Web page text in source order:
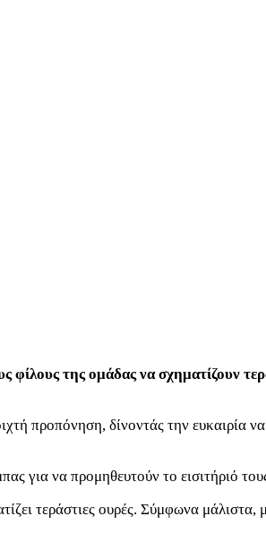
της ομάδας να σχηματίζουν
προπόνηση, δίνοντάς την ευκαιρία
για να προμηθευτούν το εισιτήριό
τεράστιες ουρές. Σύμφωνα